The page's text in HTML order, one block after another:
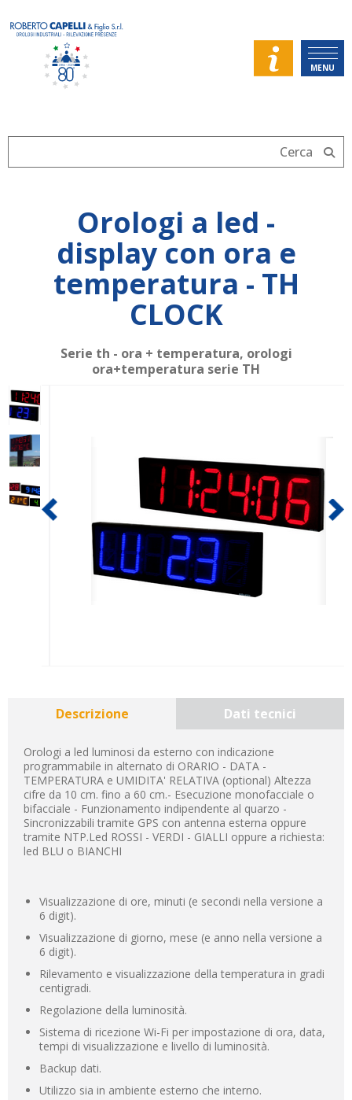
MENU
Orologi a led -
display con ora e
temperatura - TH
CLOCK
Serie th - ora + temperatura, orologi
ora+temperatura serie TH
Descrizione Dati tecnici
Orologi a led luminosi da esterno con indicazione
programmabile in alternato di ORARIO - DATA -
TEMPERATURA e UMIDITA' RELATIVA (optional) Altezza
cifre da 10 cm. fino a 60 cm.- Esecuzione monofacciale o
bifacciale - Funzionamento indipendente al quarzo -
Sincronizzabili tramite GPS con antenna esterna oppure
tramite NTP.Led ROSSI - VERDI - GIALLI oppure a richiesta:
led BLU o BIANCHI
Visualizzazione di ore, minuti (e secondi nella versione a
6 digit).
Visualizzazione di giorno, mese (e anno nella versione a
6 digit).
Rilevamento e visualizzazione della temperatura in gradi
centigradi.
Regolazione della luminosità.
Sistema di ricezione Wi-Fi per impostazione di ora, data,
tempi di visualizzazione e livello di luminosità.
Backup dati.
Utilizzo sia in ambiente esterno che interno.